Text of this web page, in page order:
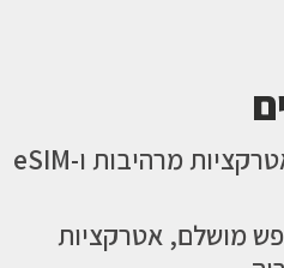
גטבורג: נופש מושלם, אטרקציות מרהיבות ו-eSIM
מושלם, אטרקציות